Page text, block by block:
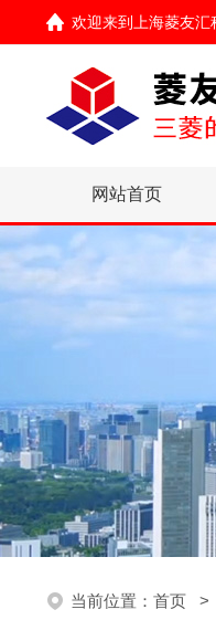
欢迎来到 上海菱友
网站首页
当前位置： 首页 >